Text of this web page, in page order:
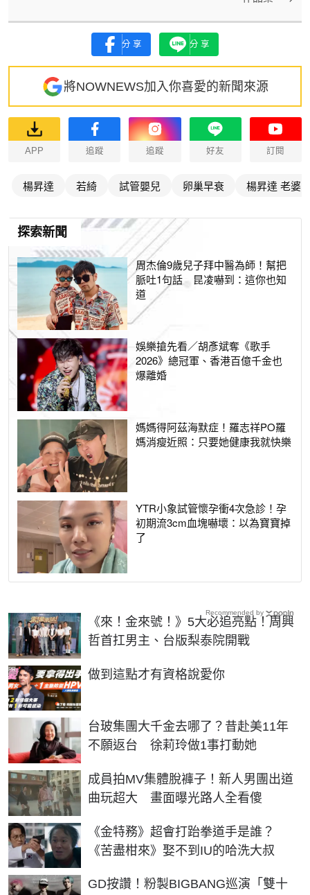
分享 分享
將NOWNEWS加入你喜愛的新聞來源
APP 追蹤 追蹤 好友 訂閱
楊昇達 若綺 試管嬰兒 卵巢早衰 楊昇達 老婆
探索新聞
周杰倫9歲兒子拜中醫為師！幫把
脈吐1句話 昆凌嚇到：這你也知
道
娛樂搶先看／胡彥斌奪《歌手
2026》總冠軍、香港百億千金也
爆離婚
媽媽得阿茲海默症！羅志祥PO羅
媽消瘦近照：只要她健康我就快樂
YTR小象試管懷孕衝4次急診！孕
初期流3cm血塊嚇壞：以為寶寶掉
了
《來！金來號！》5大必追亮點！周興
哲首扛男主、台版梨泰院開戰
做到這點才有資格說愛你
PR
台玻集團大千金去哪了？昔赴美11年
不願返台 徐莉玲做1事打動她
成員拍MV集體脫褲子！新人男團出道
曲玩超大 畫面曝光路人全看傻
《金特務》超會打跆拳道手是誰？
《苦盡柑來》娶不到IU的哈洗大叔
GD按讚！粉製BIGBANG巡演「雙十
Recommended by